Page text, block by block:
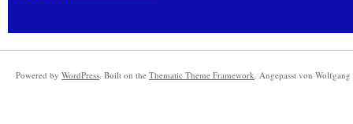
Powered by WordPress. Built on the Thematic Theme Framework. Angepasst von